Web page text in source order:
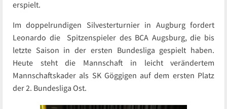
erspielt.
Im doppelrundigen Silvesterturnier in Augburg fordert
Leonardo die Spitzenspieler des BCA Augsburg, die bis
letzte Saison in der ersten Bundesliga gespielt haben.
Heute steht die Mannschaft in leicht verändertem
Mannschaftskader als SK Göggigen auf dem ersten Platz
der 2. Bundesliga Ost.